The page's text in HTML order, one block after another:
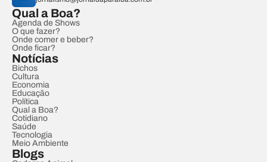
Qual a Boa?
Agenda de Shows
O que fazer?
Onde comer e beber?
Onde ficar?
Notícias
Bichos
Cultura
Economia
Educação
Política
Qual a Boa?
Cotidiano
Saúde
Tecnologia
Meio Ambiente
Blogs